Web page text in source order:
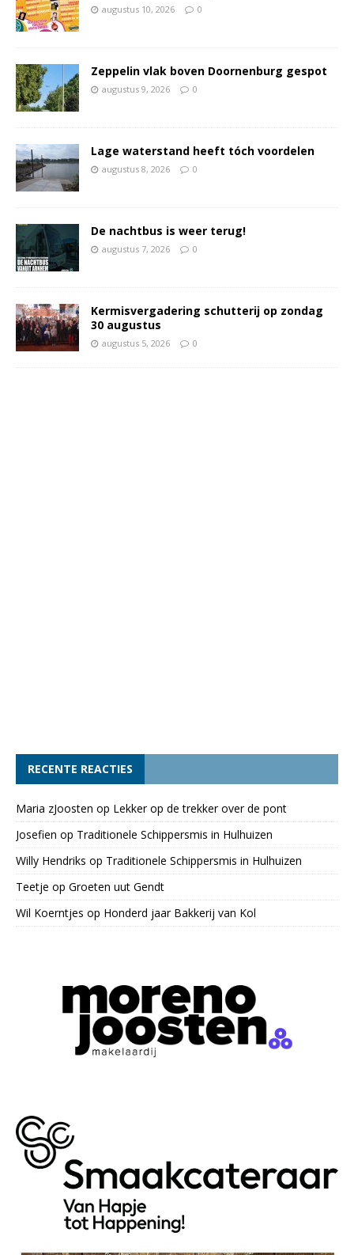
augustus 10, 2026 0
Zeppelin vlak boven Doornenburg gespot
augustus 9, 2026 0
Lage waterstand heeft tóch voordelen
augustus 8, 2026 0
De nachtbus is weer terug!
augustus 7, 2026 0
Kermisvergadering schutterij op zondag
30 augustus
augustus 5, 2026 0
RECENTE REACTIES
Maria zJoosten op Lekker op de trekker over de pont
Josefien op Traditionele Schippersmis in Hulhuizen
Willy Hendriks op Traditionele Schippersmis in Hulhuizen
Teetje op Groeten uut Gendt
Wil Koerntjes op Honderd jaar Bakkerij van Kol